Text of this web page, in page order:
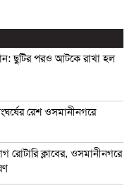
ছুটির পরও আটকে রাখা হল
রেশ ওসমানীনগরে
ক্লাবের, ওসমানীনগরে